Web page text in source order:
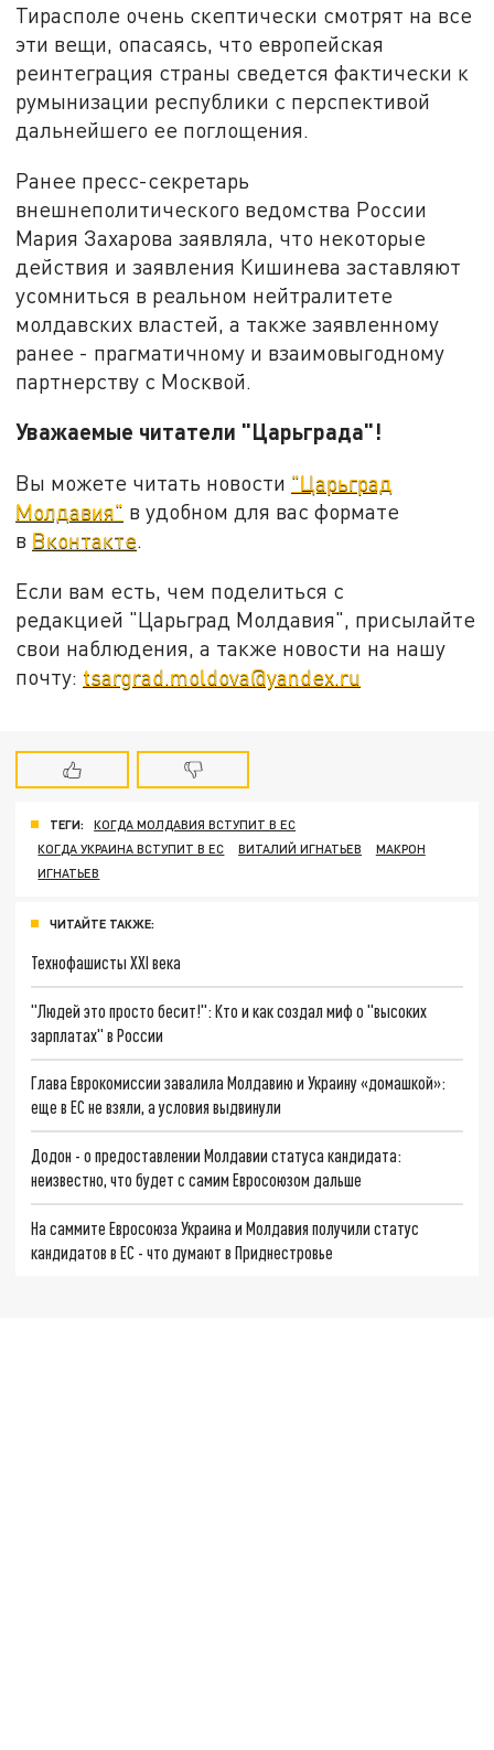
Тирасполе очень скептически смотрят на все
эти вещи, опасаясь, что европейская
реинтеграция страны сведется фактически к
румынизации республики с перспективой
дальнейшего ее поглощения.
Ранее пресс-секретарь
внешнеполитического ведомства России
Мария Захарова заявляла, что некоторые
действия и заявления Кишинева заставляют
усомниться в реальном нейтралитете
молдавских властей, а также заявленному
ранее - прагматичному и взаимовыгодному
партнерству с Москвой.
Уважаемые читатели "Царьграда"!
Вы можете читать новости "Царьград
Молдавия" в удобном для вас формате
в Вконтакте.
Если вам есть, чем поделиться с
редакцией "Царьград Молдавия", присылайте
свои наблюдения, а также новости на нашу
почту: tsargrad.moldova@yandex.ru
ТЕГИ:
КОГДА МОЛДАВИЯ ВСТУПИТ В ЕС
КОГДА УКРАИНА ВСТУПИТ В ЕС
ВИТАЛИЙ ИГНАТЬЕВ
МАКРОН
ИГНАТЬЕВ
ЧИТАЙТЕ ТАКЖЕ:
Технофашисты XXI века
"Людей это просто бесит!": Кто и как создал миф о "высоких
зарплатах" в России
Глава Еврокомиссии завалила Молдавию и Украину «домашкой»:
еще в ЕС не взяли, а условия выдвинули
Додон - о предоставлении Молдавии статуса кандидата:
неизвестно, что будет с самим Евросоюзом дальше
На саммите Евросоюза Украина и Молдавия получили статус
кандидатов в ЕС - что думают в Приднестровье